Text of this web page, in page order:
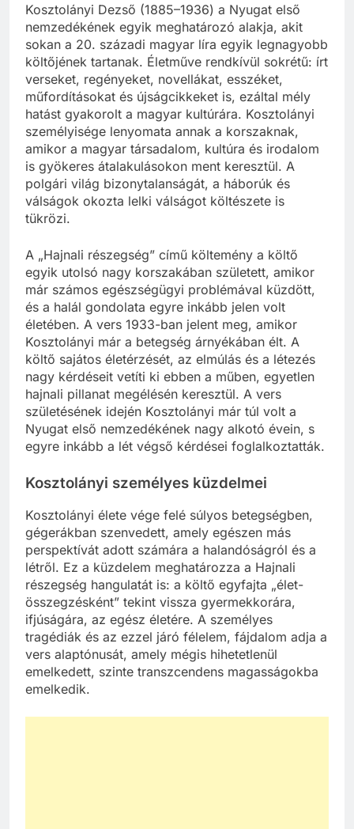
Kosztolányi Dezső (1885–1936) a Nyugat első
nemzedékének egyik meghatározó alakja, akit
sokan a 20. századi magyar líra egyik legnagyobb
költőjének tartanak. Életműve rendkívül sokrétű: írt
verseket, regényeket, novellákat, esszéket,
műfordításokat és újságcikkeket is, ezáltal mély
hatást gyakorolt a magyar kultúrára. Kosztolányi
személyisége lenyomata annak a korszaknak,
amikor a magyar társadalom, kultúra és irodalom
is gyökeres átalakulásokon ment keresztül. A
polgári világ bizonytalanságát, a háborúk és
válságok okozta lelki válságot költészete is
tükrözi.
A „Hajnali részegség” című költemény a költő
egyik utolsó nagy korszakában született, amikor
már számos egészségügyi problémával küzdött,
és a halál gondolata egyre inkább jelen volt
életében. A vers 1933-ban jelent meg, amikor
Kosztolányi már a betegség árnyékában élt. A
költő sajátos életérzését, az elmúlás és a létezés
nagy kérdéseit vetíti ki ebben a műben, egyetlen
hajnali pillanat megélésén keresztül. A vers
születésének idején Kosztolányi már túl volt a
Nyugat első nemzedékének nagy alkotó évein, s
egyre inkább a lét végső kérdései foglalkoztatták.
Kosztolányi személyes küzdelmei
Kosztolányi élete vége felé súlyos betegségben,
gégerákban szenvedett, amely egészen más
perspektívát adott számára a halandóságról és a
létről. Ez a küzdelem meghatározza a Hajnali
részegség hangulatát is: a költő egyfajta „élet-
összegzésként” tekint vissza gyermekkorára,
ifjúságára, az egész életére. A személyes
tragédiák és az ezzel járó félelem, fájdalom adja a
vers alaptónusát, amely mégis hihetetlenül
emelkedett, szinte transzcendens magasságokba
emelkedik.